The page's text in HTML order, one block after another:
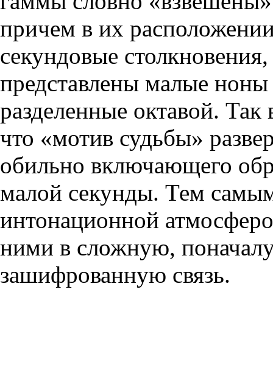
причем в их
секундовые
представлены малые
разделенные октавой. Так
что «мотив судьбы»
обильно включающего
малой секунды. Тем
интонационной
ними в сложную,
зашифрованную связь.